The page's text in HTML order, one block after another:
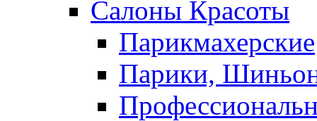
Салоны Красоты
Парикмахерские
Парики,